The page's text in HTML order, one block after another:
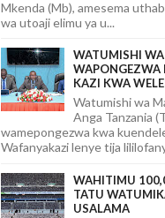
Mkenda (Mb), amesema
wa utoaji elimu ya u...
WATUMISHI
WAPONGEZWA
KAZI KWA
Watumishi wa
Anga Tanzania
wamepongezwa kwa
Wafanyakazi lenye tija
WAHITIMU
TATU
USALAMA